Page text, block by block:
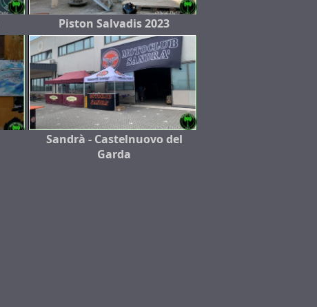
Piston Salvadis 2023
Sandrà - Castelnuovo del
Garda